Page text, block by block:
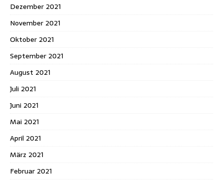
Dezember 2021
November 2021
Oktober 2021
September 2021
August 2021
Juli 2021
Juni 2021
Mai 2021
April 2021
März 2021
Februar 2021